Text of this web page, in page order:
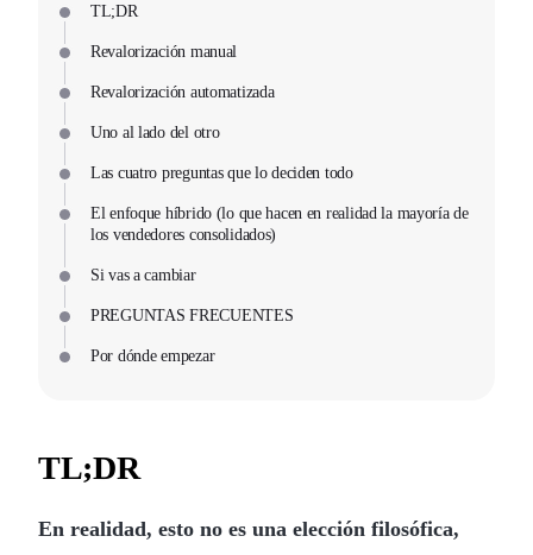
TL;DR
Revalorización manual
Revalorización automatizada
Uno al lado del otro
Las cuatro preguntas que lo deciden todo
El enfoque híbrido (lo que hacen en realidad la mayoría de
los vendedores consolidados)
Si vas a cambiar
PREGUNTAS FRECUENTES
Por dónde empezar
TL;DR
En realidad, esto no es una elección filosófica,